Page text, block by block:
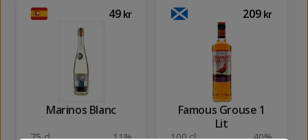
49 kr
Marinos Blanc
75 cl 11%
209 kr
Famous Grouse 1
Lit
100 cl 40%